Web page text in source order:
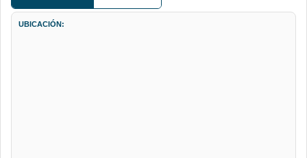
UBICACIÓN: